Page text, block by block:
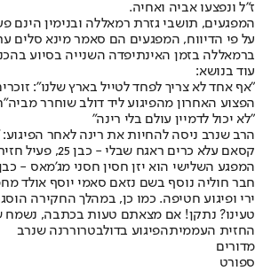
ז"ל ונפצעו אביה ואחיה.
המפגעים, תושבי גזרת רמאללה ובנימין הינם
ברמאללה בזמן האינתיפדה השנייה בסיוע
עוד בנושא:
"אף אחד לא צריך לפחד לטייל בארץ שלנו":
הפצוע האחרון מהפיגוע ליד דולב שוחרר
"לא יכול לדמיין עולם בלי רינה"
הרב שנרב ניסה להחיות את רינה לאחר
קסאם עלא כרים ראגח שבלי - כבן 25, פעיל חזית עממית, תושב כובר, היה עצור בעברו על מעורבותו בפעילות טרור. קסאם ייצר את החנ"מ אשר ממנו הורכב המטען, סייע בהרכבת המטען והיה שותף להפעלתו בשטח.
המפגע השלישי הוא יזן חסין חסני מג'מאס - כבן 25, פעיל החזית העממית, תושב רמאללה, היה עצור בעבר על מעורבות בפעילות טרור עממי, והיה שותף מלא לתכנון הפיגוע וביצוע הפיגוע
ירי ופיגוע חטיפה. כמו כן, במהלך החקירה
טעינו? נתקן! אם מצאתם טעות בכתבה, נשמח
החזית העממיתהפיגוע בדולבטרוררנה שנרב
מדורים
ספורט